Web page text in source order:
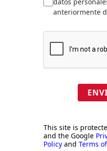
anteriormente
This site is
and the Google
Policy and Terms